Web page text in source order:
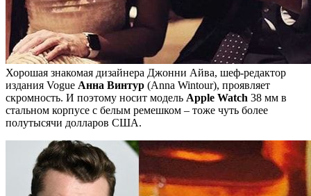
Хорошая знакомая дизайнера Джонни Айва, шеф-редактор
издания Vogue Анна Винтур (Anna Wintour), проявляет
скромность. И поэтому носит модель Apple Watch 38 мм в
стальном корпусе с белым ремешком – тоже чуть более
полутысячи долларов США.